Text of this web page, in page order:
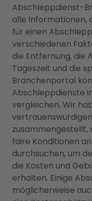
Abschleppdienst-
alle Informationen,
für einen
verschiedenen
die Entfernung, die
Tageszeit und die
Branchenportal
Abschleppdienste
vergleichen. Wir
zusammengestellt,
faire Konditionen
durchsuchen, um
die Kosten und
erhalten. Einige
möglicherweise